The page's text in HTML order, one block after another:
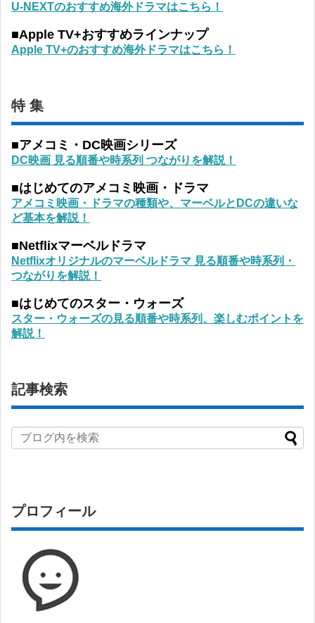
U-NEXTのおすすめ海外ドラマはこちら！
■Apple TV+おすすめラインナップ
Apple TV+のおすすめ海外ドラマはこちら！
特 集
■アメコミ・DC映画シリーズ
DC映画 見る順番や時系列 つながりを解説！
■はじめてのアメコミ映画・ドラマ
アメコミ映画・ドラマの種類や、マーベルとDCの違いな
ど基本を解説！
■Netflixマーベルドラマ
Netflixオリジナルのマーベルドラマ 見る順番や時系列・
つながりを解説！
■はじめてのスター・ウォーズ
スター・ウォーズの見る順番や時系列、楽しむポイントを
解説！
記事検索
プロフィール